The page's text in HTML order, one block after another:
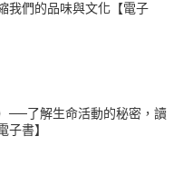
我們的品味與文化【電子
──了解生命活動的秘密，讀
子書】